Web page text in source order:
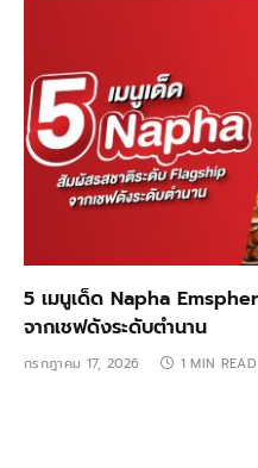
5 เมนูเด็ด Napha
จากเชฟดังระดับตำนาน
กรกฎาคม 17, 2026 1 MIN READ